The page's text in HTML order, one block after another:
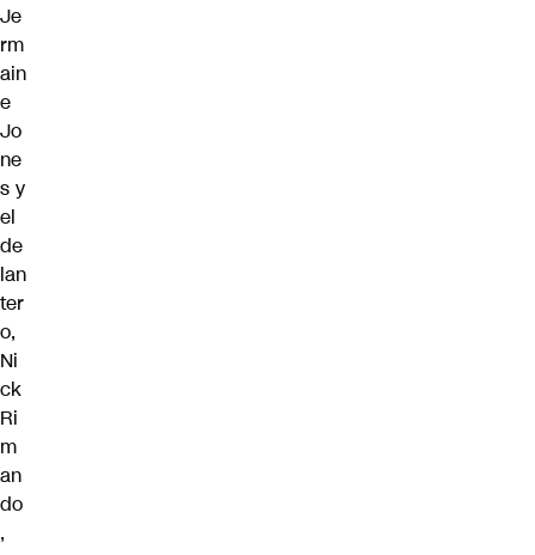
Je
rm
ain
e
Jo
ne
s y
el
de
lan
ter
o,
Ni
ck
Ri
m
an
do
,